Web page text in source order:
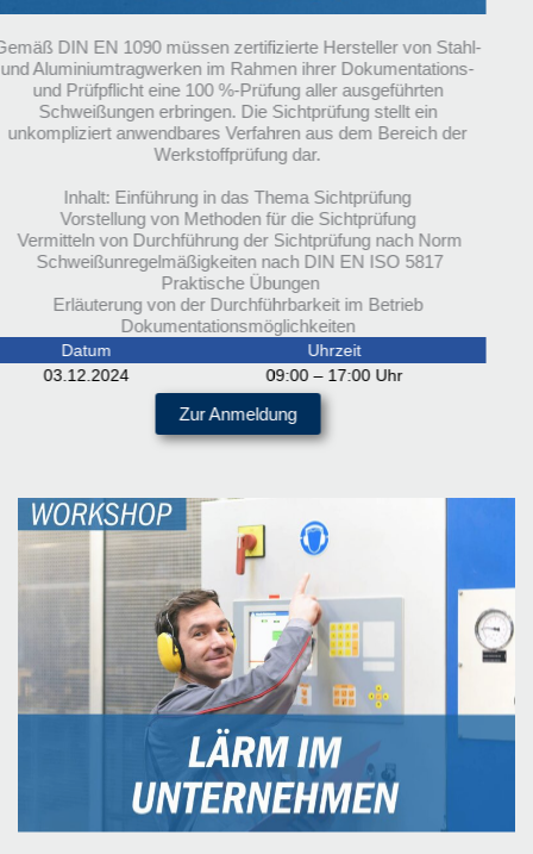
DIN EN 1090 müssen zertifizierte Hersteller von Stahl-
und Aluminiumtragwerken im Rahmen ihrer Dokumentations-
und Prüfpflicht eine 100 %-Prüfung aller ausgeführten
Schweißungen erbringen. Die Sichtprüfung stellt ein
unkompliziert anwendbares Verfahren aus dem Bereich der
Werkstoffprüfung dar.
Inhalt: Einführung in das Thema Sichtprüfung
Vorstellung von Methoden für die Sichtprüfung
 Vermitteln von Durchführung der Sichtprüfung nach Norm
 Schweißunregelmäßigkeiten nach DIN EN ISO 5817
 Praktische Übungen
Erläuterung von der Durchführbarkeit im Betrieb
Dokumentationsmöglichkeiten
Datum
Uhrzeit
03.12.2024
09:00 – 17:00 Uhr
Zur Anmeldung